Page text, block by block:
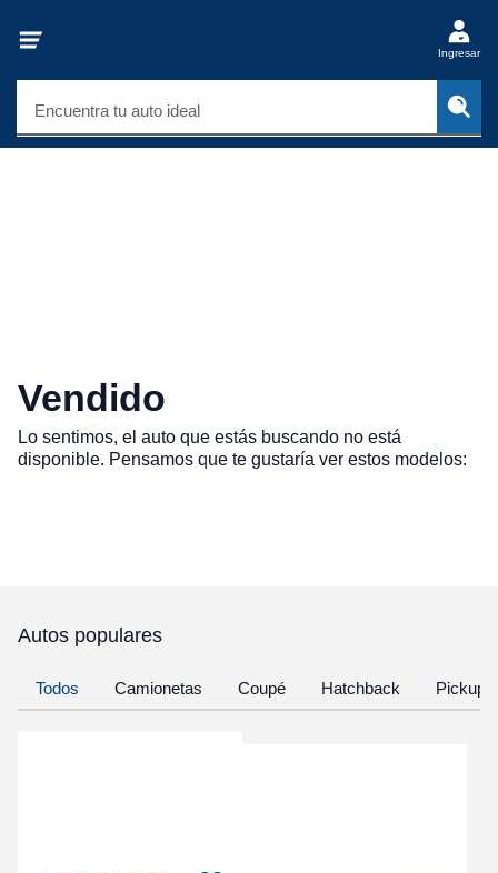
Ingresar
Encuentra tu auto ideal
Vendido
Lo sentimos, el auto que estás buscando no está
disponible. Pensamos que te gustaría ver estos modelos:
Autos populares
Todos Camionetas Coupé Hatchback Pickup